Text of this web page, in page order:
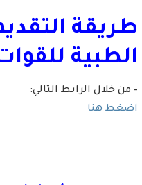
طريقة
الطبية
– من خلال الرابط التالي:
اضغط هنا